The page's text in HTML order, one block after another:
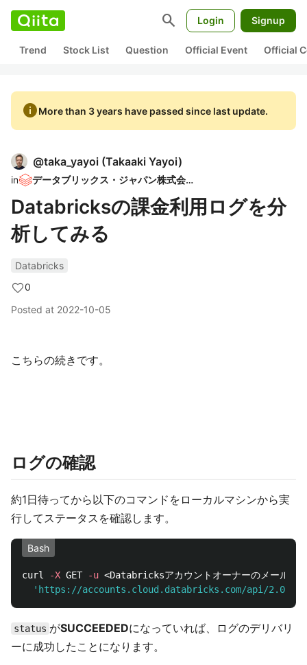
search Login Signup
Trend Stock List Question Official Event Official
infoMore than 3 years have passed since last update.
@taka_yayoi (Takaaki Yayoi)
in データブリックス・ジャパン株式会社
Databricksの課金利用ログを分
析してみる
Databricks
0
Posted at 2022-10-05
こちらの続きです。
ログの確認
約1日待ってから以下のコマンドをローカルマシンから実
行してステータスを確認します。
Bash
curl -X GET -u <Databricksアカウントオーナーのメール
'https://accounts.cloud.databricks.com/api/2.0/
status がSUCCEEDEDになっていれば、ログのデリバリ
ーに成功したことになります。